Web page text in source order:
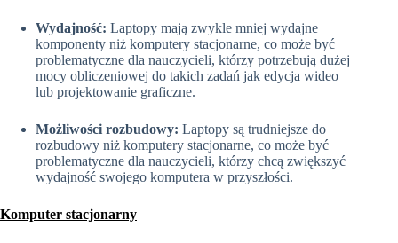
Wydajność: Laptopy mają zwykle mniej wydajne
komponenty niż komputery stacjonarne, co może być
problematyczne dla nauczycieli, którzy potrzebują dużej
mocy obliczeniowej do takich zadań jak edycja wideo
lub projektowanie graficzne.
Możliwości rozbudowy: Laptopy są trudniejsze do
rozbudowy niż komputery stacjonarne, co może być
problematyczne dla nauczycieli, którzy chcą zwiększyć
wydajność swojego komputera w przyszłości.
Komputer stacjonarny